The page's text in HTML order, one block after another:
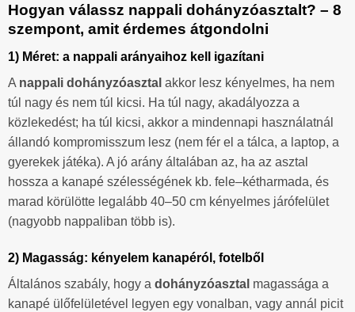
Hogyan válassz nappali dohányzóasztalt? – 8
szempont, amit érdemes átgondolni
1) Méret: a nappali arányaihoz kell igazítani
A nappali dohányzóasztal akkor lesz kényelmes, ha nem
túl nagy és nem túl kicsi. Ha túl nagy, akadályozza a
közlekedést; ha túl kicsi, akkor a mindennapi használatnál
állandó kompromisszum lesz (nem fér el a tálca, a laptop, a
gyerekek játéka). A jó arány általában az, ha az asztal
hossza a kanapé szélességének kb. fele–kétharmada, és
marad körülötte legalább 40–50 cm kényelmes járófelület
(nagyobb nappaliban több is).
2) Magasság: kényelem kanapéról, fotelből
Általános szabály, hogy a dohányzóasztal magassága a
kanapé ülőfelületével legyen egy vonalban, vagy annál picit